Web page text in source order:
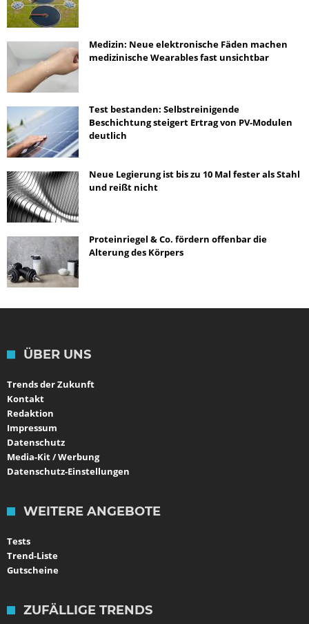
Medizin: Neue elektronische Fäden machen
medizinische Wearables fast unsichtbar
Test bestanden: Selbstreinigende
Beschichtung steigert Ertrag von PV-Modulen
deutlich
Neue Legierung ist bis zu 10 Mal fester als Stahl
und reißt nicht
Proteinriegel & Co. fördern offenbar die
Alterung des Körpers
ÜBER UNS
Trends der Zukunft
Kontakt
Redaktion
Impressum
Datenschutz
Media-Kit / Werbung
Datenschutz-Einstellungen
WEITERE ANGEBOTE
Tests
Trend-Liste
Gutscheine
ZUFÄLLIGE TRENDS